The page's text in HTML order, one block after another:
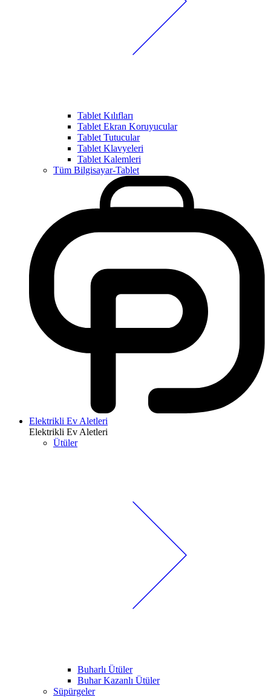
Tablet Kılıfları
Tablet Ekran Koruyucular
Tablet Tutucular
Tablet Klavyeleri
Tablet Kalemleri
Tüm Bilgisayar-Tablet
Elektrikli Ev Aletleri
Elektrikli Ev Aletleri
Ütüler
Buharlı Ütüler
Buhar Kazanlı Ütüler
Süpürgeler